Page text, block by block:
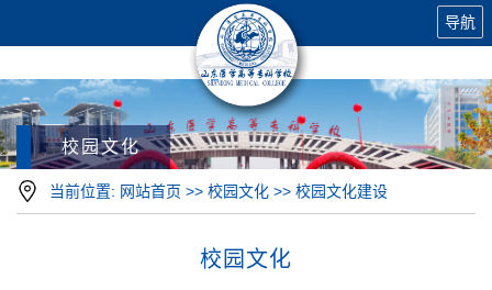
导航
校园文化
当前位置: 网站首页 >> 校园文化 >> 校园文化建设
校园文化